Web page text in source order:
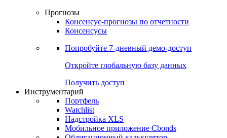
Прогнозы
Консенсус-прогнозы по отчетности
Консенсусы
Попробуйте 7-дневный демо-доступ
Откройте глобальную базу данных
Получить доступ
Инструментарий
Портфель
Watchlist
Надстройка XLS
Мобильное приложение Cbonds